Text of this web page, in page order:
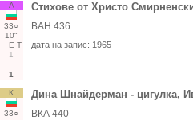
А
33○
10"
Е Т
1
1
Стихове от Христо
ВАН 436
дата на запис: 1965
К
33○
Дина Шнайдерман - цигулка,
ВКА 440